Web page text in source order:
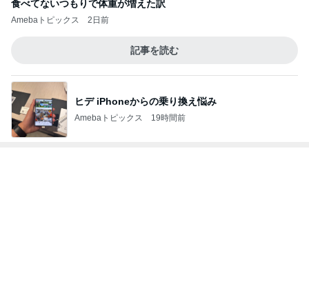
食べてないつもりで体重が増えた訳
Amebaトピックス 2日前
記事を読む
ヒデ iPhoneからの乗り換え悩み
Amebaトピックス 19時間前